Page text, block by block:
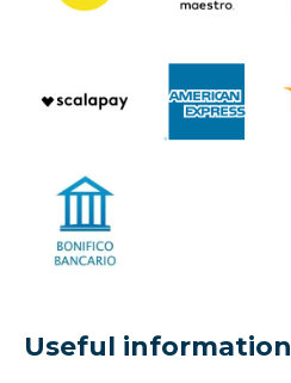
Useful information